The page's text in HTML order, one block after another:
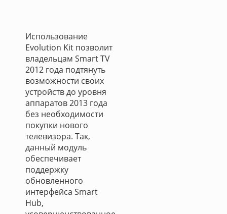
Использование
Evolution Kit позволит
владельцам Smart TV
2012 года подтянуть
возможности своих
устройств до уровня
аппаратов 2013 года
без необходимости
покупки нового
телевизора. Так,
данный модуль
обеспечивает
поддержку
обновленного
интерфейса Smart
Hub,